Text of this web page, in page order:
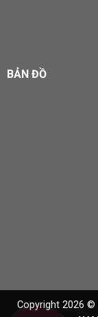
BẢN ĐỒ
Copyright 2026 ©